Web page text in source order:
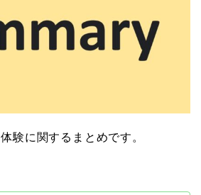
験に関するまとめです。